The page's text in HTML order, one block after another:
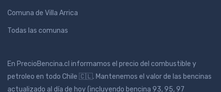
Comuna de Villa Arrica
Todas las comunas
En PrecioBencina.cl informamos el precio del combustible y
petroleo en todo Chile 🇨🇱. Mantenemos el valor de las bencinas
actualizado al día de hoy (incluyendo bencina 93, 95, 97